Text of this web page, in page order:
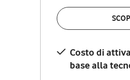
Costo di
base alla